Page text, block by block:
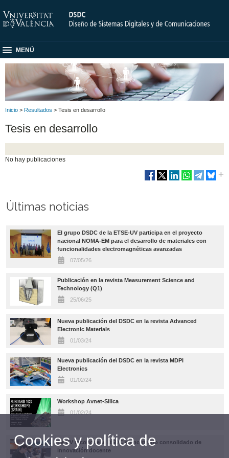
MENÚ
Inicio > Resultados > Tesis en desarrollo
Tesis en desarrollo
No hay publicaciones
Últimas noticias
El grupo DSDC de la ETSE-UV participa en el proyecto
nacional NOMA-EM para el desarrollo de materiales con
funcionalidades electromagnéticas avanzadas
07/05/26
Publicación en la revista Measurement Science and
Technology (Q1)
25/06/25
Nueva publicación del DSDC en la revista Advanced
Electronic Materials
01/03/24
Nueva publicación del DSDC en la revista MDPI
Electronics
01/02/24
Workshop Avnet-Silica
01/02/24
La UV reconoce al DSDC como grupo consolidado de
innovación docente
Cookies y política de